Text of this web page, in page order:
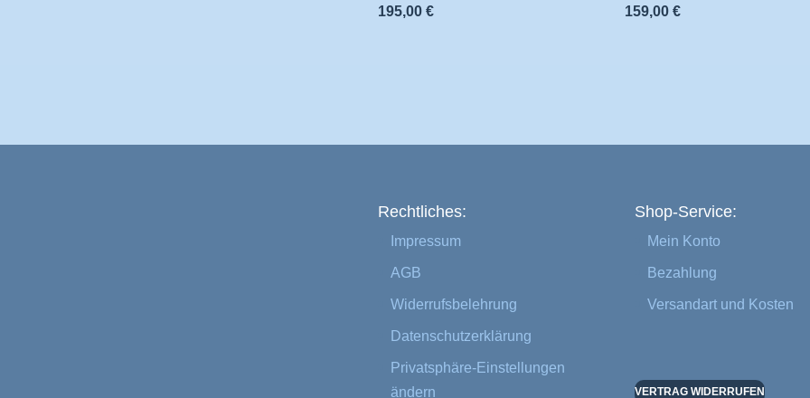
195,00 € 159,00€
Rechtliches:
Impressum
AGB
Widerrufsbelehrung
Datenschutzerklärung
Privatsphäre-Einstellungen
ändern
Shop-Service:
Mein Konto
Bezahlung
Versandart und Kosten
VERTRAG WIDERRUFEN